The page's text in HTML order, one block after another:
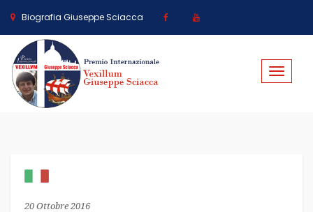
Biografia Giuseppe Sciacca
Toggle
20 Ottobre 2016